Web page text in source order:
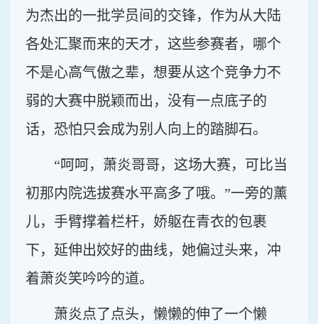
为杰出的一批学员间的交锋，作为从大陆
各处汇聚而来的天才，这些参赛者，哪个
不是心高气傲之辈，想要从这个竞争力不
弱的大赛中脱颖而出，没有一点底子的
话，恐怕只会成为别人向上的踏脚石。
“呵呵，萧炎哥哥，这场大赛，可比当
初那内院选拔赛水平高多了哦。”一旁的薰
儿，手臂撑着栏杆，娇躯在青衣的包裹
下，延伸出姣好的曲线，她偏过头来，冲
着萧炎笑吟吟的道。
萧炎点了点头，懒懒的伸了一个懒